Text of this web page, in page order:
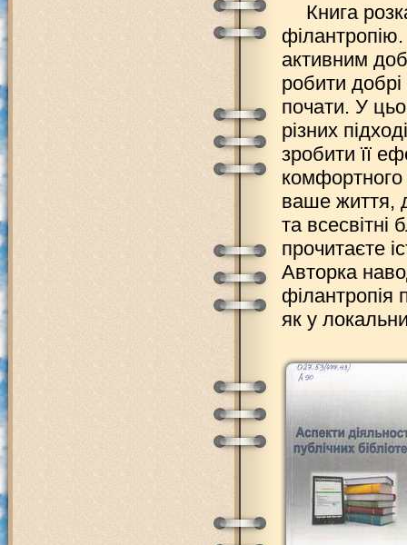
Книга
активним
робити
почати. У
різних
зробити її
комфортного
ваше життя,
та всесвітні
прочитаєте
Авторка
філантропія
як у